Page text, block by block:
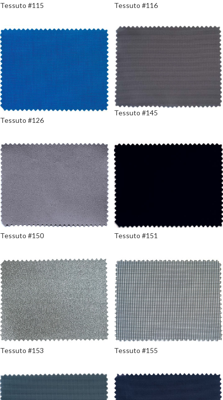
Tessuto #115 Tessuto #116
Tessuto #126
Tessuto #145
Tessuto #150 Tessuto #151
Tessuto #153 Tessuto #155